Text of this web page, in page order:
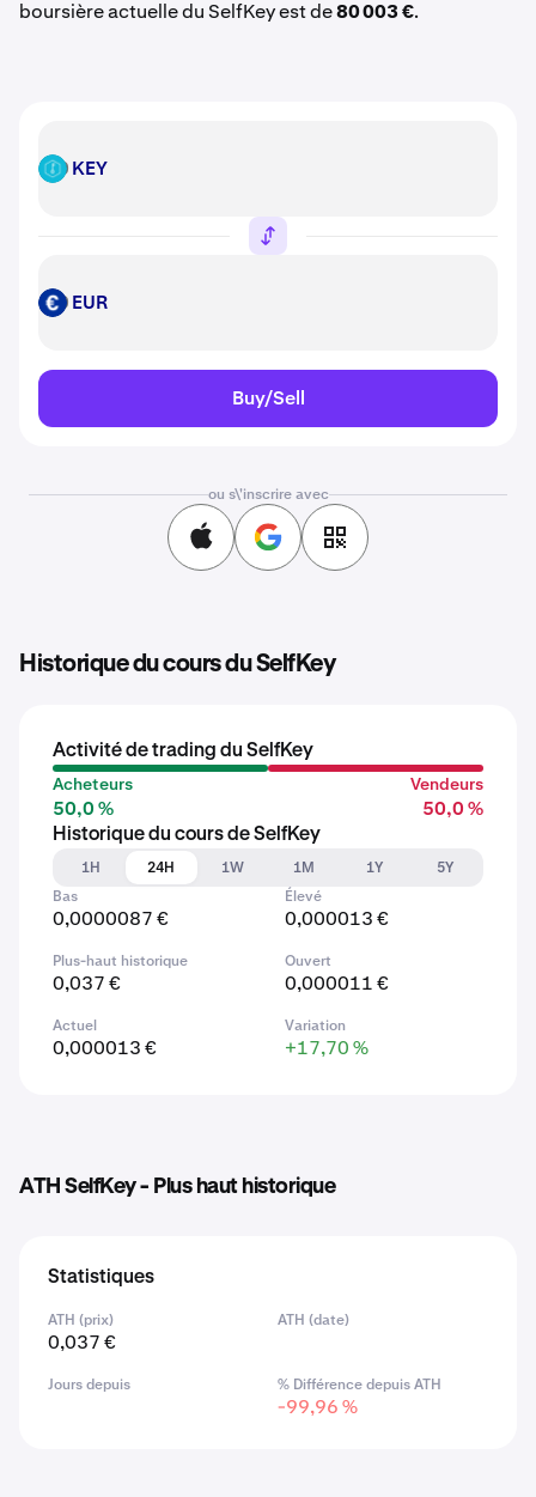
boursière actuelle du SelfKey est de80 003 €.
KEY KEY
EUR EUR
Buy/Sell
ou s\'inscrire avec
Historique du cours du SelfKey
Activité de trading du SelfKey
Acheteurs
50,0 %
Vendeurs
50,0 %
Historique du cours de SelfKey
1H
24H 1W 1M 1Y
5Y
Bas
0,0000087 €
Élevé
0,000013 €
Plus-haut historique
0,037 €
Ouvert
0,000011 €
Actuel
0,000013 €
Variation
+17,70 %
ATH SelfKey - Plus haut historique
Statistiques
ATH (prix)
0,037 €
ATH (date)
Jours depuis % Différence depuis ATH
-99,96 %